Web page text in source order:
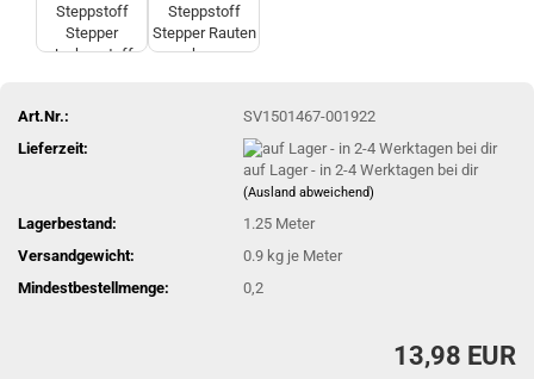
Art.Nr.:
SV1501467-001922
Lieferzeit:
auf Lager - in 2-4 Werktagen bei dir
(Ausland abweichend)
Lagerbestand: 1.25 Meter
Versandgewicht:
0.9 kg je Meter
Mindestbestellmenge:
0,2
13,98 EUR